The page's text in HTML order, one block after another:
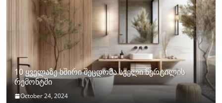
10 ყველაზე ხშირი შეცდომა სველი წერტილის
რემონტში
October 24, 2024